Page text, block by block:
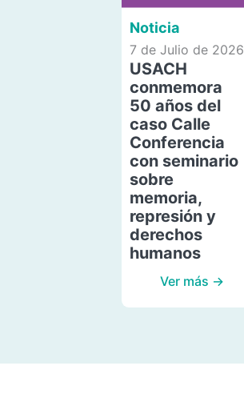
Noticia
7 de Julio de 2026
USACH
conmemora
50 años del
caso Calle
Conferencia
con seminario
sobre
memoria,
represión y
derechos
humanos
Ver más →